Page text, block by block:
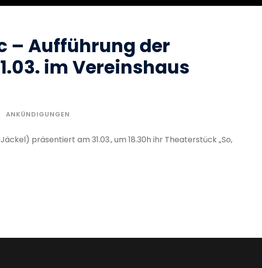
– Aufführung der
im Vereinshaus
ANKÜNDIGUNGEN
präsentiert am 31.03., um 18.30h ihr Theaterstück „So,